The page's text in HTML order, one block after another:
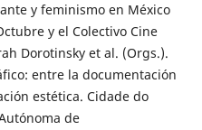
y feminismo en México
y el Colectivo Cine
Dorotinsky et al. (Orgs.).
entre la documentación
estética. Cidade do
de